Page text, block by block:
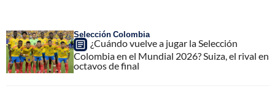
Selección Colombia
¿Cuándo vuelve a jugar la Selección
Colombia en el Mundial 2026? Suiza, el rival en
octavos de final